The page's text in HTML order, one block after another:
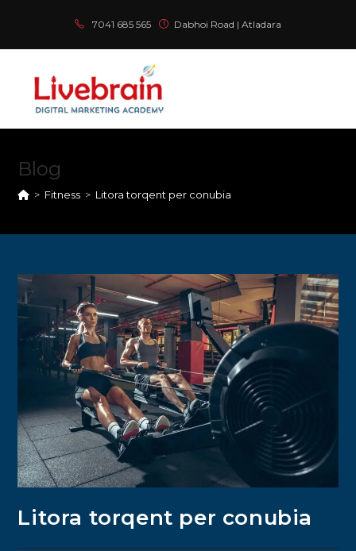
content
7041 685 565 Dabhoi Road | Atladara
Blog
> Fitness > Litora torqent per conubia
Litora torqent per conubia